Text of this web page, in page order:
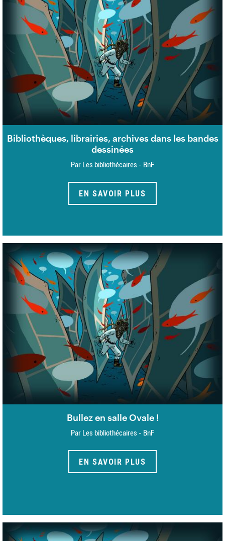
Bibliothèques, librairies, archives dans les bandes
dessinées
Par Les bibliothécaires - BnF
EN SAVOIR PLUS
Bullez en salle Ovale !
Par Les bibliothécaires - BnF
EN SAVOIR PLUS